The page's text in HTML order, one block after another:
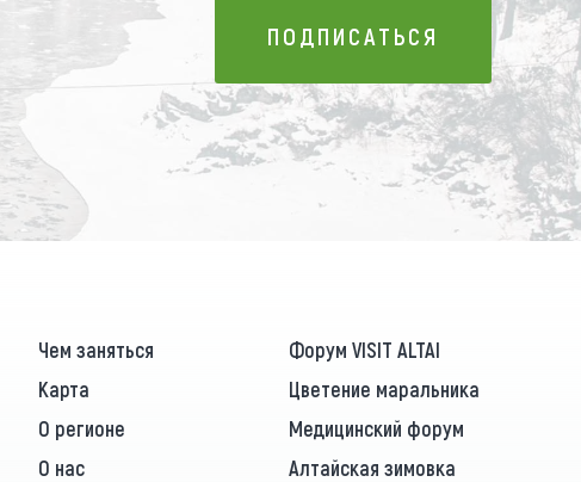
ПОДПИСАТЬСЯ
ПОДПИСАТЬСЯ
Чем заняться
Форум VISIT ALTAI
Карта
Цветение маральника
О регионе
Медицинский форум
О нас Алтайская зимовка